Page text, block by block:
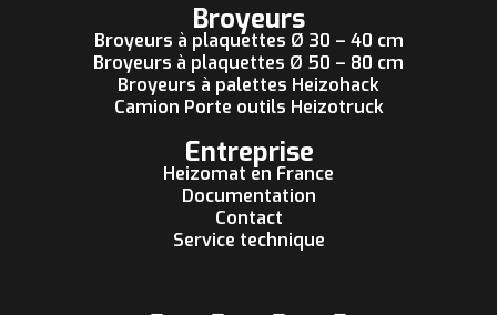
Broyeurs
Broyeurs à plaquettes Ø 30 – 40 cm
Broyeurs à plaquettes Ø 50 – 80 cm
Broyeurs à palettes Heizohack
Camion Porte outils Heizotruck
Entreprise
Heizomat en France
Documentation
Contact
Service technique